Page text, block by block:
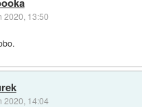
2020, 13:50
2020, 14:04